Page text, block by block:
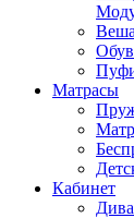
Матрасы
Кабинет